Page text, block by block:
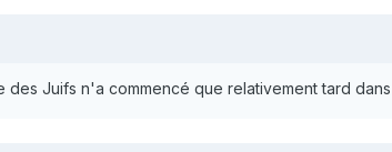
Juifs n'a commencé que relativement tard